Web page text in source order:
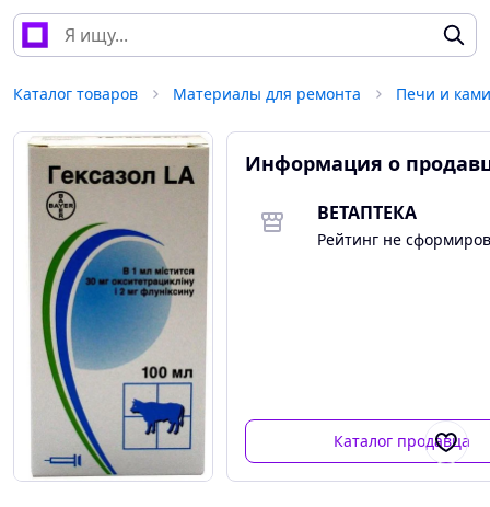
Каталог товаров Материалы для ремонта Печи и
Информация о
ВЕТАПТЕКА
Рейтинг не
Каталог продавца